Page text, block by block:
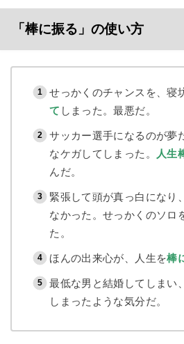
「棒に振る」の使い方
せっかくのチャンスを、寝
て しまった。最悪だ。
サッカー選手になるのが夢
なケガしてしまった。
人生
んだ。
緊張して頭が真っ白になり
なかった。せっかくのソロ
た。
ほんの出来心が、人生を棒
最低な男と結婚してしまい
しまったような気分だ。